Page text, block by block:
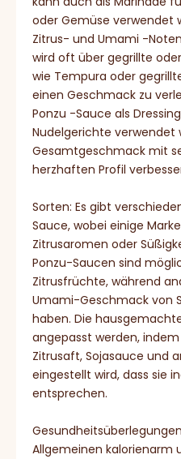
oder Gemüse verwendet
Zitrus- und Umami -
wird oft über gegrillte
wie Tempura oder
einen Geschmack zu
Ponzu -Sauce als
Nudelgerichte verwendet
Gesamtgeschmack mit
herzhaften Profil
Sorten: Es gibt
Sauce, wobei einige
Zitrusaromen oder
Ponzu-Saucen sind
Zitrusfrüchte, während
Umami-Geschmack von
haben. Die
angepasst werden,
Zitrusaft, Sojasauce und
eingestellt wird, dass sie
entsprechen.
Allgemeinen